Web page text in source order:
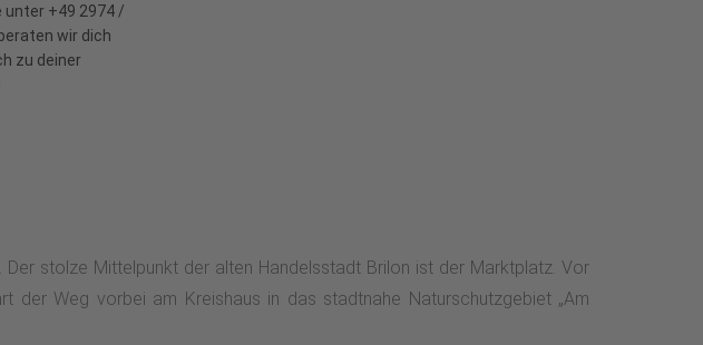
unter +49 2974 /
wir dich
zu deiner
stolze Mittelpunkt der alten Handelsstadt Brilon ist der Marktplatz. Vor
der Weg vorbei am Kreishaus in das stadtnahe Naturschutzgebiet „Am